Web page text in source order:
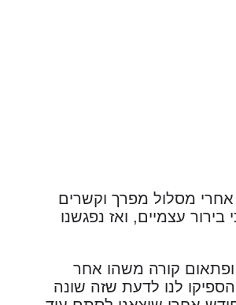
מסלול מפרך וקשרים
עצמיים, ואז נפגשנו
ופתאום קורה משהו אחר
לנו לדעת שזה שונה